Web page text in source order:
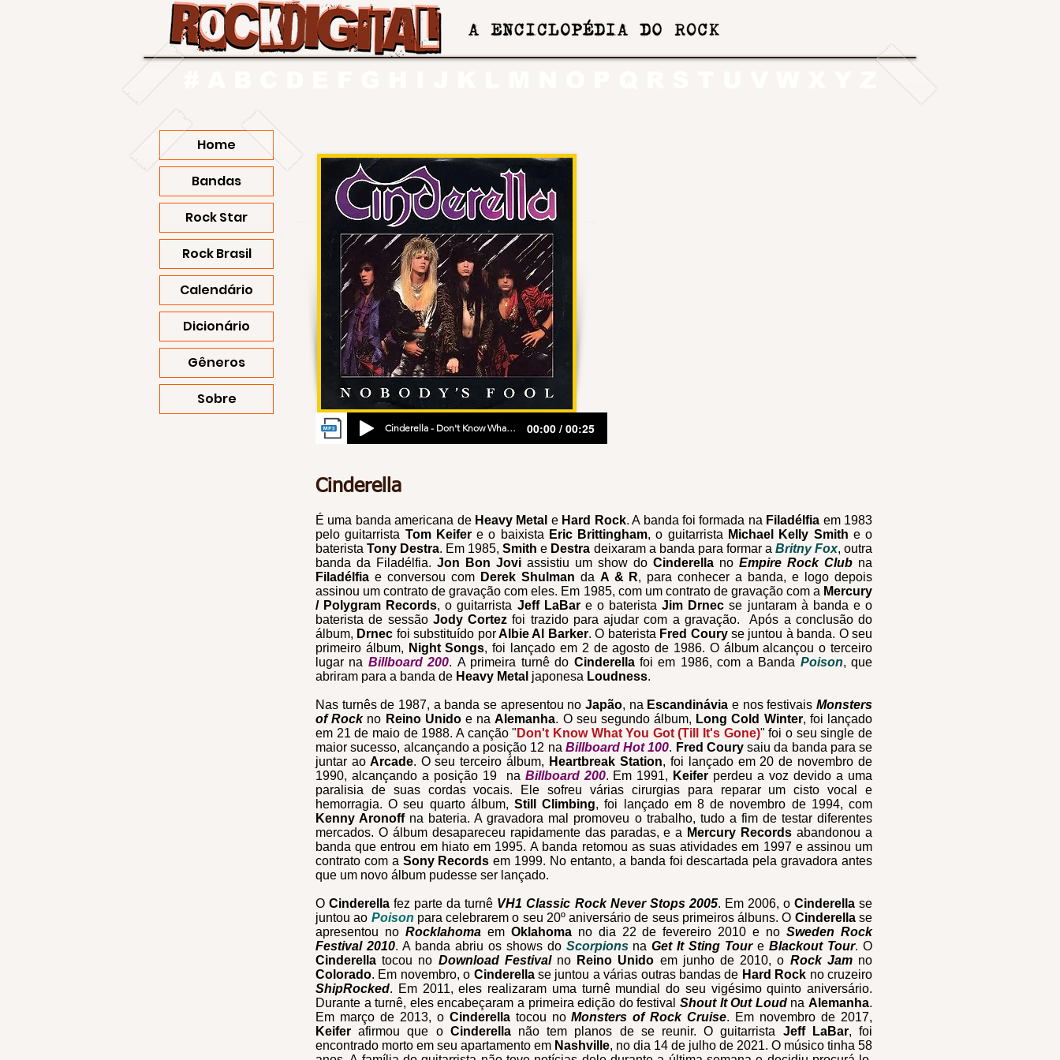
Cinderella - Don't Know What You Got (Till It's Gone) 00:00 / 00:25
Cinderella
É uma banda americana de Heavy Metal e Hard Rock. A banda foi formada na Filadélfia em 1983
pelo guitarrista Tom Keifere o baixista Eric Brittingham, o guitarrista Michael Kelly Smith e o
bateristaTony Destra. Em 1985,Smith e Destra deixaram a banda para formar a Britny Fox, outra
banda da Filadélfia. Jon Bon Jovi assistiu um show do Cinderella no Empire Rock Club na
Filadélfia e conversou com Derek Shulman da A & R, para conhecer a banda, e logo depois
assinou um contrato de gravação com eles. Em 1985, com um contrato de gravação com a Mercury
/ Polygram Records, o guitarrista Jeff LaBare o bateristaJim Drnec se juntaram à banda e o
baterista de sessãoJody Cortezfoi trazido para ajudar com a gravação. Após a conclusão do
álbum, Drnec foi substituído porAlbie Al Barker. O baterista Fred Coury se juntou à banda. O seu
primeiro álbum, Night Songs, foi lançado em 2 de agosto de 1986. O álbum alcançou o terceiro
lugar na Billboard 200. A primeira turnê do Cinderellafoi em 1986, com a Banda Poison, que
abriram para a banda de Heavy Metal japonesa Loudness.
Nas turnês de 1987, a banda se apresentou no Japão, na Escandináviae nos festivaisMonsters
of Rockno Reino Unidoe naAlemanha. O seu segundo álbum, Long Cold Winter, foi lançado
em 21 de maio de 1988. A canção " Don't Know What You Got (Till It's Gone)" foi o seu single de
maior sucesso, alcançando a posição 12 na Billboard Hot 100. Fred Coury saiu da banda para se
juntar aoArcade. O seu terceiro álbum, Heartbreak Station, foi lançado em 20 de novembro de
1990, alcançando a posição 19 na Billboard 200. Em 1991, Keifer perdeu a voz devido a uma
paralisia de suas cordas vocais. Ele sofreu várias cirurgias para reparar um cisto vocal e
hemorragia. O seu quarto álbum, Still Climbing, foi lançado em 8 de novembro de 1994, com
Kenny Aronoffna bateria. A gravadora mal promoveu o trabalho, tudo a fim de testar diferentes
mercados. O álbum desapareceu rapidamente das paradas, e a Mercury Records abandonou a
banda que entrou em hiato em 1995.A banda retomou as suas atividades em 1997 e assinou um
contrato com a Sony Recordsem 1999. No entanto, a banda foi descartada pela gravadora antes
que um novo álbum pudesse ser lançado.
OCinderellafez parte da turnê VH1 Classic Rock Never Stops 2005. Em 2006, o Cinderella se
juntou ao Poison para celebrarem o seu 20º aniversário de seus primeiros álbuns. O Cinderellase
apresentou no Rocklahomaem Oklahoma no dia 22 de fevereiro 2010 e noSweden Rock
Festival 2010. A banda abriu os shows do ScorpionsnaGet It Sting Toure Blackout Tour. O
Cinderella tocou no Download Festivalno Reino Unido em junho de 2010, o Rock Jamno
Colorado. Em novembro, o Cinderellase juntou a várias outras bandas de Hard Rock no cruzeiro
ShipRocked. Em 2011, eles realizaram uma turnê mundial do seu vigésimo quinto aniversário.
Durante a turnê, eles encabeçaram a primeira edição do festival Shout It Out LoudnaAlemanha.
Em março de 2013, o Cinderellatocou noMonsters of Rock Cruise. Em novembro de 2017,
Keiferafirmou que o Cinderella não tem planos de se reunir. O guitarrista Jeff LaBar, foi
encontrado morto em seu apartamento em Nashville, no dia 14 de julho de 2021. O músico tinha 58
Home
Bandas
Rock Star
Rock Brasil
Calendário
Dicionário
Gêneros
Sobre